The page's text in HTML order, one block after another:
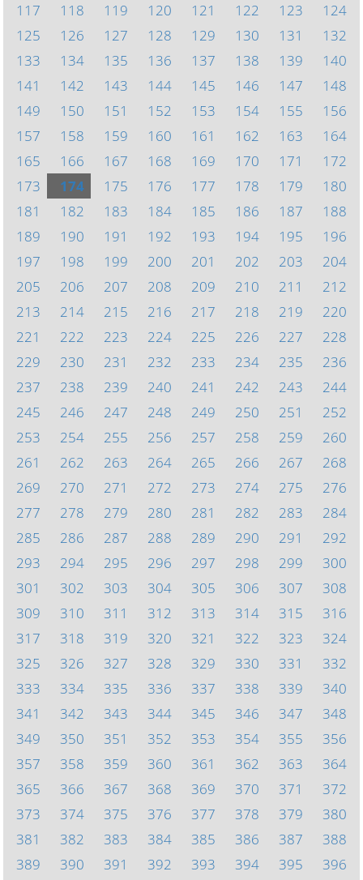
117
118 119 120 121 122 123
124
125
126 127 128 129 130 131
132
133
134 135 136 137 138 139
140
141
142 143 144 145 146 147
148
149
150 151 152 153 154 155
156
157
158 159 160 161 162 163
164
165
166 167 168 169 170 171
172
173
174 175 176 177 178 179
180
181
182 183 184 185 186 187
188
189
190 191 192 193 194 195
196
197
198 199 200 201 202 203
204
205
206 207 208 209 210 211
212
213
214 215 216 217 218 219
220
221
222 223 224 225 226 227
228
229
230 231 232 233 234 235
236
237
238 239 240 241 242 243
244
245
246 247 248 249 250 251
252
253
254 255 256 257 258 259
260
261
262 263 264 265 266 267
268
269
270 271 272 273 274 275
276
277
278 279 280 281 282 283
284
285
286 287 288 289 290 291
292
293
294 295 296 297 298 299
300
301
302 303 304 305 306 307
308
309
310 311 312 313 314 315
316
317
318 319 320 321 322 323
324
325
326 327 328 329 330 331
332
333
334 335 336 337 338 339
340
341
342 343 344 345 346 347
348
349
350 351 352 353 354 355
356
357
358 359 360 361 362 363
364
365
366 367 368 369 370 371
372
373
374 375 376 377 378 379
380
381
382 383 384 385 386 387
388
389
390 391 392 393 394 395 396